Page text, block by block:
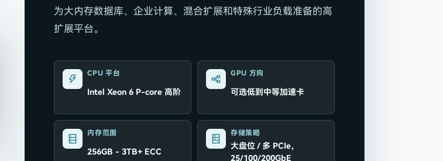
为大内存数据库、企业计算、混合扩展和特殊行业负载准备的高
扩展平台。
CPU 平台
Intel Xeon 6 P-core 高阶
GPU 方向
可选低到中等加速卡
内存范围
256GB - 3TB+ ECC
存储策略
大盘位 / 多 PCIe，
25/100/200GbE